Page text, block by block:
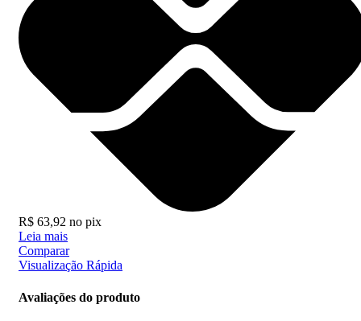
R$ 63,92 no pix
Leia mais
Comparar
Visualização Rápida
Avaliações do produto